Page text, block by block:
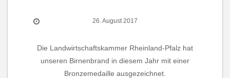
26. August 2017
Die Landwirtschaftskammer Rheinland-Pfalz hat
unseren Birnenbrand in diesem Jahr mit einer
Bronzemedaille ausgezeichnet.